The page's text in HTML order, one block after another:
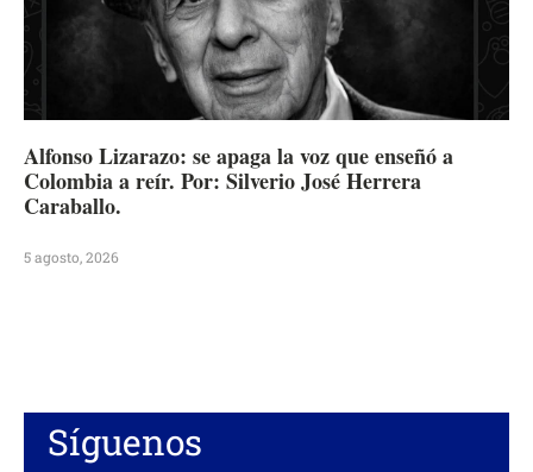
Alfonso Lizarazo: se apaga la voz que enseñó a
Colombia a reír. Por: Silverio José Herrera
Caraballo.
5 agosto, 2026
Síguenos